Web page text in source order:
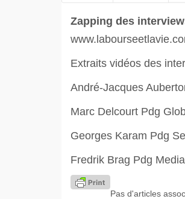
Zapping des
Extraits vidéos des
André-Jacques
Marc Delcourt Pdg
Georges Karam Pdg
Fredrik Brag Pdg
Pas d'articles